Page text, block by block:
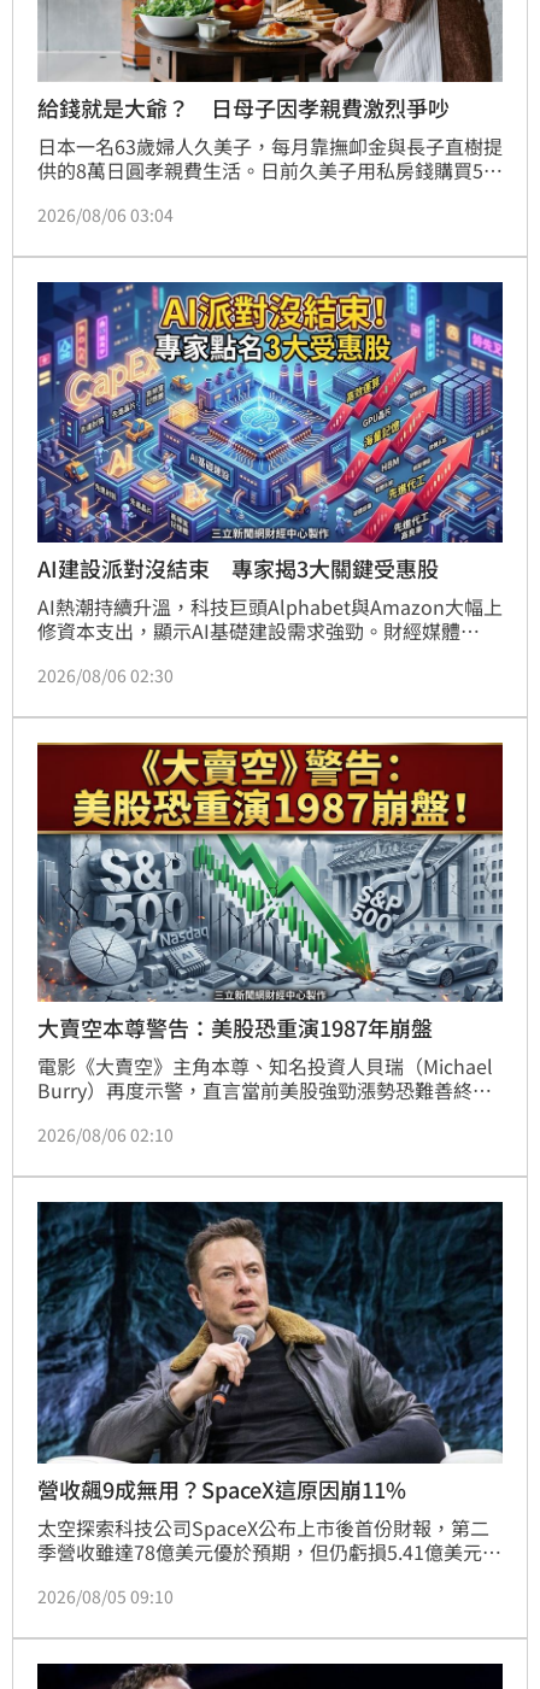
給錢就是大爺？ 日母子因孝親費激烈爭吵
日本一名63歲婦人久美子，每月靠撫卹金與長子直樹提
供的8萬日圓孝親費生活。日前久美子用私房錢購買5萬
不需匯8萬」，引發母子嚴重心結。專家指出，此案反
為受助者不該有額外開銷。經雙方溝通，母子最終達成
共識，將孝親費降至5萬日圓，大額開支另行協議。面
對日本高達58.9%家庭生活困難的現況，家庭財務透明
化與重新協商財務界線，成為維持家庭和諧的關鍵課
題，讓長輩在接受援助同時，也能保有自主付出的尊嚴
與空間。
2026/08/06 03:04
AI建設派對沒結束 專家揭3大關鍵受惠股
AI熱潮持續升溫，科技巨頭Alphabet與Amazon大幅上
修資本支出，顯示AI基礎建設需求強勁。財經媒體
最具布局價值的AI概念股。輝達憑藉GPU與CUDA生態
HBM龍頭，市占率突破五成且獲利動能強勁；台積電
則以先進製程壟斷高階晶片代工，地位無可取代。隨各
界持續加碼AI投資，這三家企業具備長期成長潛力與投
資吸引力。投資人進行決策前仍應審慎評估市場風險。
2026/08/06 02:30
大賣空本尊警告：美股恐重演1987年崩盤
電影《大賣空》主角本尊、知名投資人貝瑞（Michael
Burry）再度示警，直言當前美股強勁漲勢恐難善終，
期頻創新高，貝瑞仍對市場持高度懷疑，認為AI榮景背
性驅動，恐誘發系統化基金加大槓桿，風險不容小覷。
目前貝瑞持續持有輝達、特斯拉及半導體等標的的空頭
部位，雖坦言部分操作面臨帳面虧損，但對長期趨勢仍
抱持信心。他同時提醒投資人，放空操作風險極高，並
非適合大眾的策略，投資人應審慎評估市場風險，切勿
盲目跟進，務必對個人投資決策負起責任。
2026/08/06 02:10
營收飆9成無用？SpaceX這原因崩11%
太空探索科技公司SpaceX公布上市後首份財報，第二
季營收雖達78億美元優於預期，但仍虧損5.41億美元。
資本支出，遠超華爾街預期，引發投資人對獲利能力的
11%。此外，星鏈用戶成長未達標，且8月6日將面臨
市值約1064億美元的股票解禁潮。
2026/08/05 09:10